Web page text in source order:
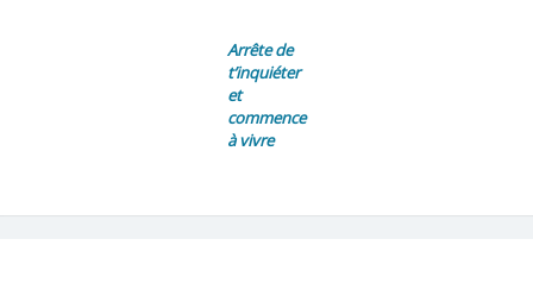
Arrête de
t’inquiéter
et
commence
à vivre